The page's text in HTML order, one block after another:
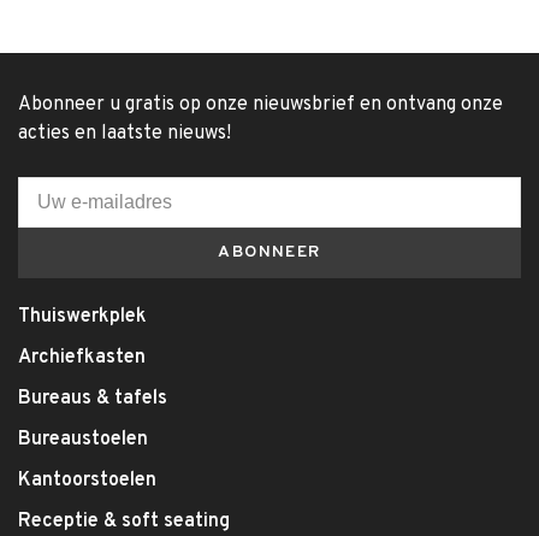
Abonneer u gratis op onze nieuwsbrief en ontvang onze
acties en laatste nieuws!
ABONNEER
Thuiswerkplek
Archiefkasten
Bureaus & tafels
Bureaustoelen
Kantoorstoelen
Receptie & soft seating